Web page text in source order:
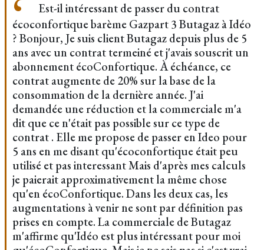
Est-il intéressant de passer du contrat
écoconfortique barème Gazpart 3 Butagaz à Idéo
? Bonjour, Je suis client Butagaz depuis plus de 5
ans avec un contrat termeiné et j'avais souscrit un
abonnement écoConfortique. À échéance, ce
contrat augmente de 20% sur la base de la
consommation de la dernière année. J'ai
demandée une réduction et la commerciale m'a
dit que ce n'était pas possible sur ce type de
contrat . Elle me propose de passer en Ideo pour
5 ans en me disant qu'écoconfortique était peu
utilisé et pas interessant Mais d'après mes calculs
je paierait approximativement la même chose
qu'en écoConfortique. Dans les deux cas, les
augmentations à venir ne sont par définition pas
prises en compte. La commerciale de Butagaz
m'affirme qu'Idéo est plus intéressant pour moi